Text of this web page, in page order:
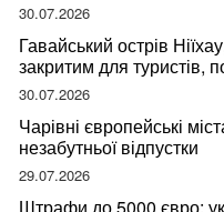
30.07.2026
Гавайський острів
закритим для туристів,
відвідувачів
30.07.2026
Чарівні європейські
незабутньої відпустки
29.07.2026